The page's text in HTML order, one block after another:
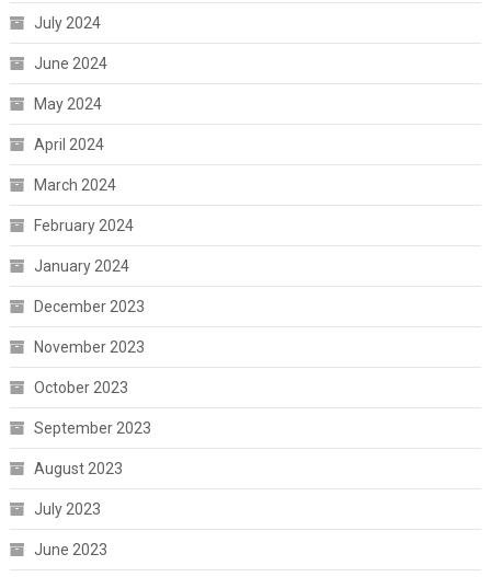
July 2024
June 2024
May 2024
April 2024
March 2024
February 2024
January 2024
December 2023
November 2023
October 2023
September 2023
August 2023
July 2023
June 2023